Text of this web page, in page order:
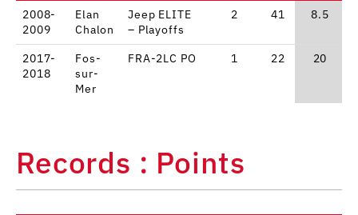
2008-
2009
Elan
Chalon
Jeep ELITE
– Playoffs
2 41 8.5
2017-
2018
Fos-
sur-
Mer
FRA-2LC PO 1 22 20
Records : Points